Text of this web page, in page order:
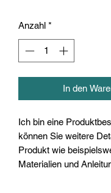
Anzahl *
In den
Ich bin eine
können Sie weitere
Produkt wie
Materialien und